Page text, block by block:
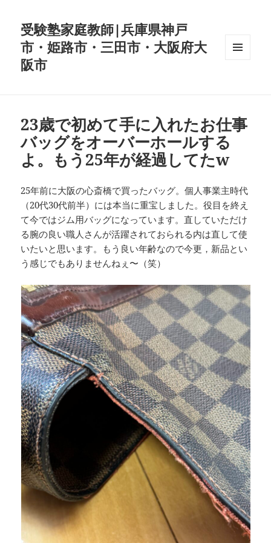
受験塾家庭教師|兵庫県神戸
市・姫路市・三田市・大阪府大
阪市
23歳で初めて手に入れたお仕事
バッグをオーバーホールする
よ。もう25年が経過してたw
25年前に大阪の心斎橋で買ったバッグ。個人事業主時代
（20代30代前半）には本当に重宝しました。役目を終え
て今ではジム用バッグになっています。直していただけ
る腕の良い職人さんが活躍されておられる内は直して使
いたいと思います。もう良い年齢なので今更，新品とい
う感じでもありませんねぇ〜（笑）